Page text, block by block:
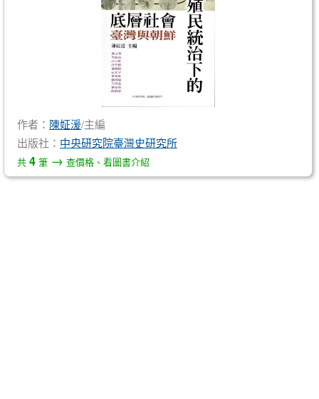
作者： 陳姃湲/主編
出版社： 中央研究院臺灣史研究所
共 4 筆 → 查價格、看圖書介紹